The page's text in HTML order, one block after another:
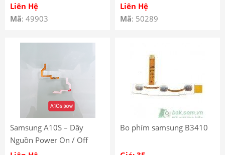
Liên Hệ
Mã: 49903
Liên Hệ
Mã: 50289
Samsung A10S – Dây
Nguồn Power On / Off
Samsung Galaxy A10S
Bo phím samsung B3410